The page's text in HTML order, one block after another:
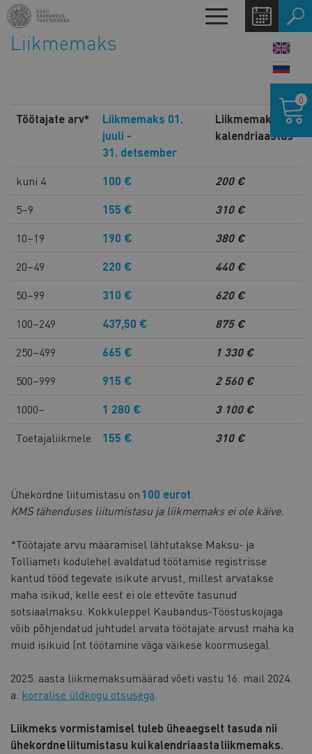
Liigu
edasi
põhisisu
Toggle
navigation
Liikmemaks
Töötajate arv*
Liikmemaks 01.
juuli -
31. detsember
Liikmemaks
kalendriaastas
kuni 4 100 €
200 €
5–9
155 €
310 €
10–19
190 €
380 €
20–49
220 €
440 €
50–99
310 €
620 €
100–249
437,50 €
875 €
250–499
665 €
1 330 €
500–999
915 €
2 560 €
1000–
1 280 €
3 100 €
Toetajaliikmele
155 € 310 €
Ühekordne liitumistasu on100 eurot
KMS tähenduses liitumistasu ja liikmemaks ei ole käive.
*Töötajate arvu määramisel lähtutakse Maksu- ja
Tolliameti kodulehel avaldatud töötamise registrisse
kantud tööd tegevate isikute arvust, millest arvatakse
maha isikud, kelle eest ei ole ettevõte tasunud
sotsiaalmaksu. Kokkuleppel Kaubandus-Tööstuskojaga
võib põhjendatud juhtudel arvata töötajate arvust maha ka
muid isikuid (nt töötamine väga väikese koormusega).
2025. aasta liikmemaksumäärad võeti vastu 16. mail 2024.
a. korralise üldkogu otsusega
Liikmeks vormistamisel tuleb üheaegselt tasuda nii
ühekordne liitumistasu kui kalendriaasta liikmemaks.
0